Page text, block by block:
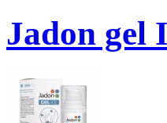
Jadon gel